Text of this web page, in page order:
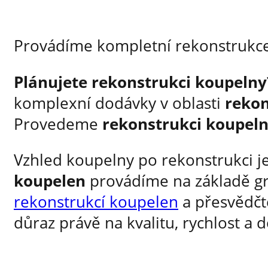
Provádíme kompletní
Plánujete rekonstrukci
komplexní dodávky v oblasti
Provedeme rekonstrukci
Vzhled koupelny po rekonstrukci
koupelen provádíme na základě
rekonstrukcí koupelen a
důraz právě na kvalitu, rychlost a